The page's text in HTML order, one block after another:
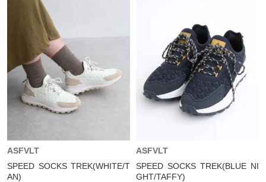
ASFVLT
SPEED SOCKS TREK(WHITE/T
AN)
ASFVLT
SPEED SOCKS TREK(BLUE NI
GHT/TAFFY)